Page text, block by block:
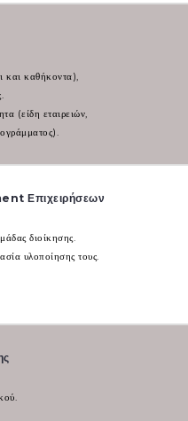
και καθήκοντα),
(είδη εταιρειών,
Επιχειρήσεων
διοίκησης.
υλοποίησης τους.